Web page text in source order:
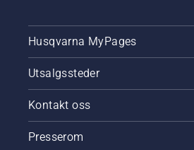
Husqvarna MyPages
Utsalgssteder
Kontakt oss
Presserom